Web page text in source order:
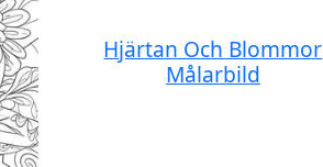
Hjärtan Och Blommor
Målarbild